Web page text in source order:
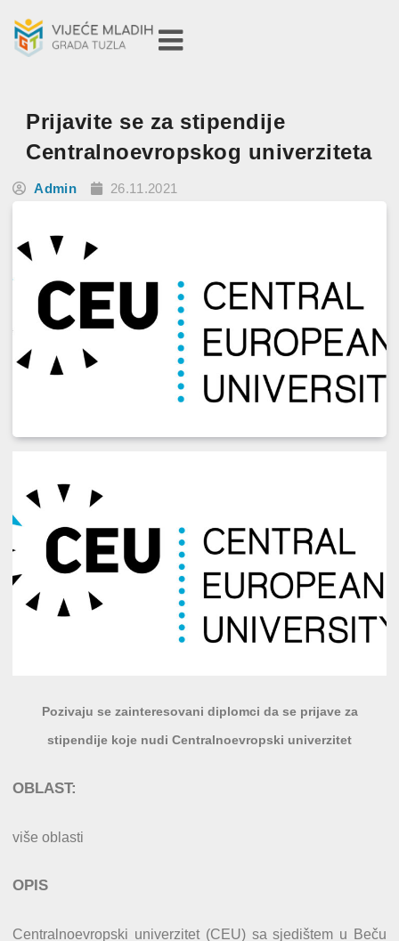
Prijavite se za stipendije
Centralnoevropskog univerziteta
Admin 26.11.2021
Pozivaju se zainteresovani diplomci da se prijave za
stipendije koje nudi Centralnoevropski univerzitet
OBLAST:
više oblasti
OPIS
Centralnoevropski univerzitet (CEU) sa sjedištem u Beču